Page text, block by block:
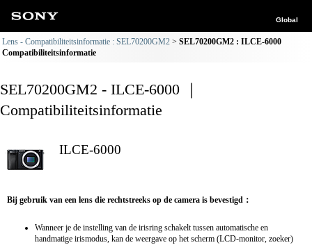
Global
Lens - Compatibiliteitsinformatie : SEL70200GM2
SEL70200GM2 : ILCE-6000
Compatibiliteitsinformatie
SEL70200GM2 - ILCE-6000 ｜
Compatibiliteitsinformatie
ILCE-6000
Bij gebruik van een lens die rechtstreeks op de camera is bevestigd：
Wanneer je de instelling van de irisring schakelt tussen automatische en
handmatige irismodus, kan de weergave op het scherm (LCD-monitor, zoeker)